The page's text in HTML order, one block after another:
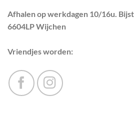
Afhalen op werkdagen 10/16u.
6604LP Wijchen
Vriendjes worden: